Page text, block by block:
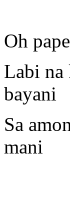
Oh
Labi na
bayani
Sa
mani